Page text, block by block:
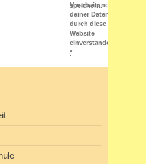
speichern.
Verarbeitung
deiner Daten
durch diese
Website
einverstanden.
*